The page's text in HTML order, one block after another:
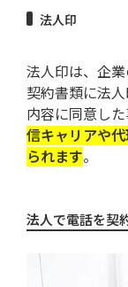
法人印
法人印は、企業
契約書類に法
内容に同意した
信キャリアや
られます。
法人で電話を契